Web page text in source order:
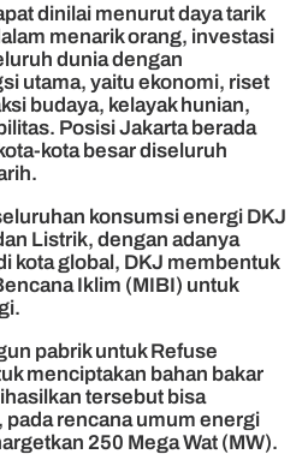
dinilai menurut daya tarik
menarik orang, investasi
dunia dengan
utama, yaitu ekonomi, riset
budaya, kelayak hunian,
Posisi Jakarta berada
kota besar diseluruh
konsumsi energi DKJ
Listrik, dengan adanya
kota global, DKJ membentuk
Iklim (MIBI) untuk
pabrik untuk Refuse
menciptakan bahan bakar
tersebut bisa
pada rencana umum energi
250 Mega Wat (MW).